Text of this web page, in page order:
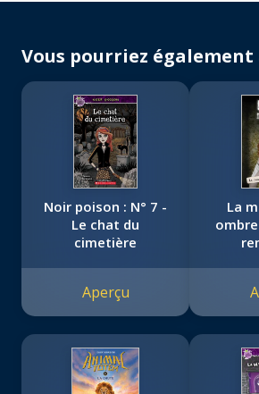
Vous pourriez
Noir poison : N° 7 -
Le chat du
cimetière
Aperçu
La